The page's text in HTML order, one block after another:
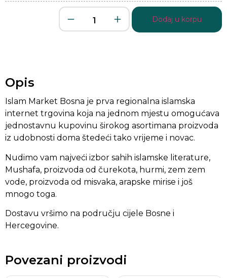
Dodaj u korpu
Opis
Islam Market Bosna je prva regionalna islamska
internet trgovina koja na jednom mjestu omogućava
jednostavnu kupovinu širokog asortimana proizvoda
iz udobnosti doma štedeći tako vrijeme i novac.
Nudimo vam najveći izbor sahih islamske literature,
Mushafa, proizvoda od čurekota, hurmi, zem zem
vode, proizvoda od misvaka, arapske mirise i još
mnogo toga.
Dostavu vršimo na području cijele Bosne i
Hercegovine.
Povezani proizvodi